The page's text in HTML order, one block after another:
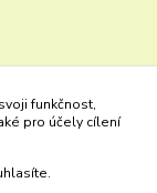
funkčnost,
pro účely cílení